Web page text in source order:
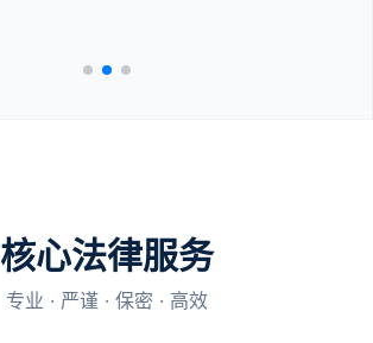
核心法律服务
专业 · 严谨 · 保密 · 高效